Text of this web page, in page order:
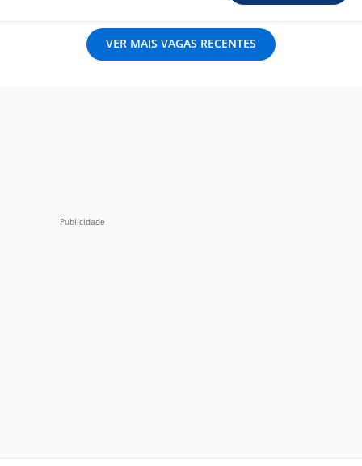
VER MAIS VAGAS RECENTES